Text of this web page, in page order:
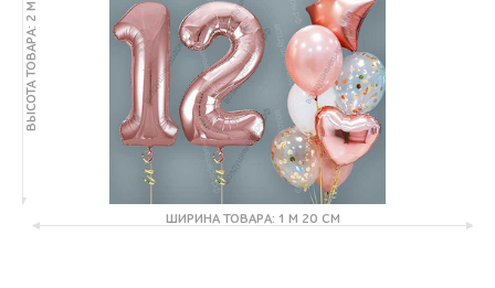
ВЫСОТА ТОВАРА: 2 М
ШИРИНА ТОВАРА: 1 М 20 СМ